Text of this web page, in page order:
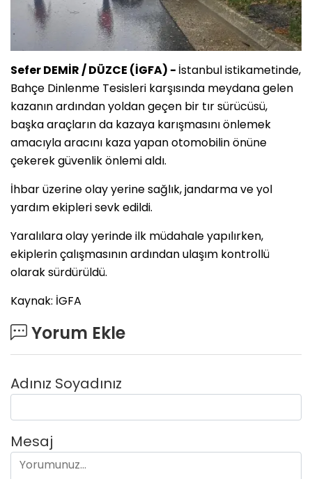
Sefer DEMİR / DÜZCE (İGFA) - İstanbul istikametinde,
Bahçe Dinlenme Tesisleri karşısında meydana gelen
kazanın ardından yoldan geçen bir tır sürücüsü,
başka araçların da kazaya karışmasını önlemek
amacıyla aracını kaza yapan otomobilin önüne
çekerek güvenlik önlemi aldı.
İhbar üzerine olay yerine sağlık, jandarma ve yol
yardım ekipleri sevk edildi.
Yaralılara olay yerinde ilk müdahale yapılırken,
ekiplerin çalışmasının ardından ulaşım kontrollü
olarak sürdürüldü.
Kaynak: İGFA
Yorum Ekle
Adınız Soyadınız
Mesaj